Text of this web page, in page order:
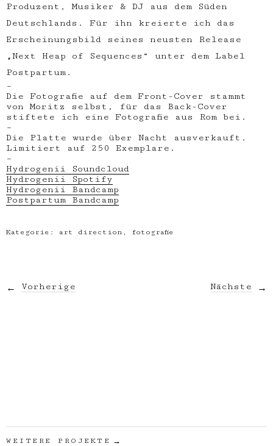
Produzent, Musiker & DJ aus dem Süden
Deutschlands. Für ihn kreierte ich das
Erscheinungsbild seines neusten Release
„Next Heap of Sequences“ unter dem Label
Postpartum.
–
Die Fotografie auf dem Front-Cover stammt
von Moritz selbst, für das Back-Cover
stiftete ich eine Fotografie aus Rom bei.
–
Die Platte wurde über Nacht ausverkauft.
Limitiert auf 250 Exemplare.
–
Hydrogenii Soundcloud
Hydrogenii Spotify
Hydrogenii Bandcamp
Postpartum Bandcamp
Kategorie: art direction , fotografie
Vorherige Nächste
WEITERE PROJEKTE